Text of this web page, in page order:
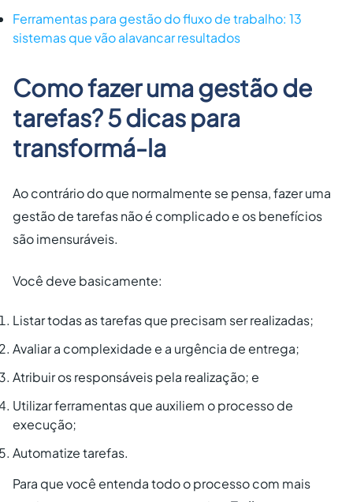
Ferramentas para gestão do fluxo de trabalho: 13
sistemas que vão alavancar resultados
Como fazer uma gestão de
tarefas? 5 dicas para
transformá-la
Ao contrário do que normalmente se pensa, fazer uma
gestão de tarefas não é complicado e os benefícios
são imensuráveis.
Você deve basicamente:
Listar todas as tarefas que precisam ser realizadas;
Avaliar a complexidade e a urgência de entrega;
Atribuir os responsáveis pela realização; e
Utilizar ferramentas que auxiliem o processo de
execução;
Automatize tarefas.
Para que você entenda todo o processo com mais